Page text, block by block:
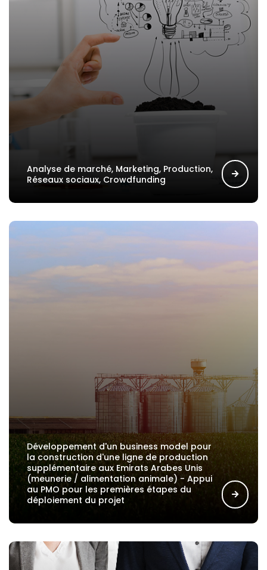
Analyse de marché, Marketing, Production,
Réseaux sociaux, Crowdfunding
Développement d'un business model pour
la construction d'une ligne de production
supplémentaire aux Emirats Arabes Unis
(meunerie / alimentation animale) - Appui
au PMO pour les premières étapes du
déploiement du projet